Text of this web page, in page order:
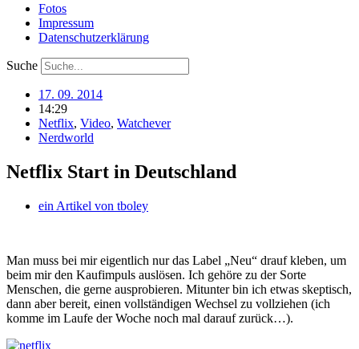
Fotos
Impressum
Datenschutzerklärung
Suche
17. 09. 2014
14:29
Netflix, Video, Watchever
Nerdworld
Netflix Start in Deutschland
ein Artikel von tboley
Man muss bei mir eigentlich nur das Label „Neu“ drauf kleben, um
beim mir den Kaufimpuls auslösen. Ich gehöre zu der Sorte
Menschen, die gerne ausprobieren. Mitunter bin ich etwas skeptisch,
dann aber bereit, einen vollständigen Wechsel zu vollziehen (ich
komme im Laufe der Woche noch mal darauf zurück…).